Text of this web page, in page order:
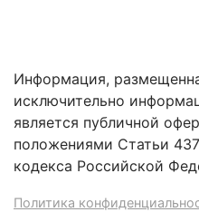
Информация,
исключительно
является публичной
положениями Статьи
кодекса Российской
Политика